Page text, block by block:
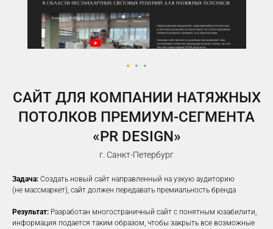
САЙТ ДЛЯ КОМПАНИИ НАТЯЖНЫХ
ПОТОЛКОВ ПРЕМИУМ-СЕГМЕНТА
«PR DESIGN»
г. Санкт-Петербург
Задача: Создать новый сайт направленный на узкую аудиторию
(не массмаркет), сайт должен передавать премиальность бренда
Результат: Разработан многостраничный сайт с понятным юзабилити,
информация подается таким образом, чтобы закрыть все возможные
Яндекс.Дзен
НАСТРОИМ
ТАРГЕТИРОВАННУЮ
РЕКЛАМУ НА ВАШУ ЦА